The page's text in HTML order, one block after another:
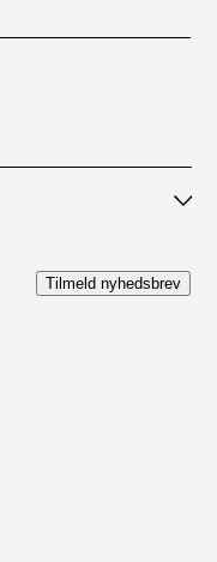
Tilmeld nyhedsbrev